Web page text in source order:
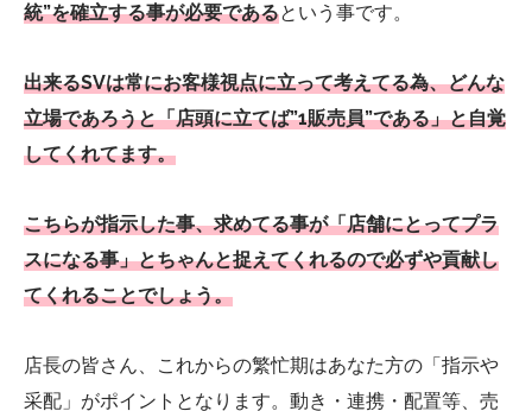
統”を確立する事が必要であるという事です。
出来るSVは常にお客様視点に立って考えてる為、どんな
立場であろうと「店頭に立てば”1販売員”である」と自覚
してくれてます。
こちらが指示した事、求めてる事が「店舗にとってプラ
スになる事」とちゃんと捉えてくれるので必ずや貢献し
てくれることでしょう。
店長の皆さん、これからの繁忙期はあなた方の「指示や
采配」がポイントとなります。動き・連携・配置等、売